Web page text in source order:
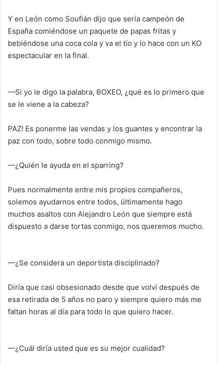
Y en León como Soufián dijo que sería campeón de
España comiéndose un paquete de papas fritas y
bebiéndose una coca cola y va el tío y lo hace con un KO
espectacular en la final.
—Si yo le digo la palabra, BOXEO, ¿qué es lo primero que
se le viene a la cabeza?
PAZ! Es ponerme las vendas y los guantes y encontrar la
paz con todo, sobre todo conmigo mismo.
—¿Quién le ayuda en el sparring?
Pues normalmente entre mis propios compañeros,
solemos ayudarnos entre todos, últimamente hago
muchos asaltos con Alejandro León que siempre está
dispuesto a darse tortas conmigo, nos queremos mucho.
—¿Se considera un deportista disciplinado?
Diría que casi obsesionado desde que volví después de
esa retirada de 5 años no paro y siempre quiero más me
faltan horas al día para todo lo que quiero hacer.
—¿Cuál diría usted que es su mejor cualidad?